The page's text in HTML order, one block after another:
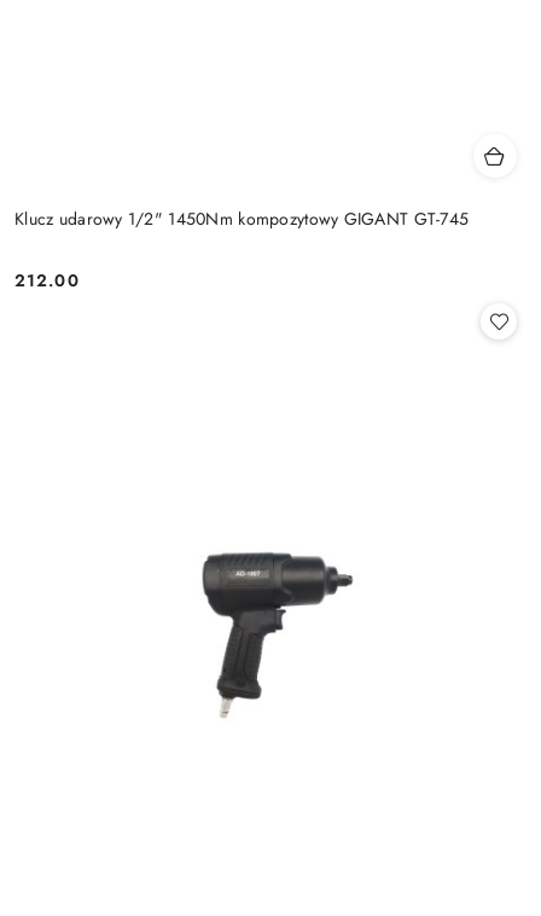
Klucz udarowy 1/2" 1450Nm kompozytowy GIGANT GT-745
Cena:
212.00